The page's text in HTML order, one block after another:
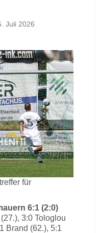
Juli 2026
für
6:1 (2:0)
3:0 Tologlou
Brand (62.), 5:1